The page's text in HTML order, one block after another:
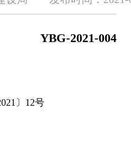
YBG-2021-004
〕12号